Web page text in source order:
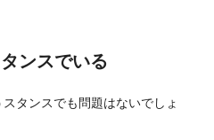
ンスでいる
スタンスでも問題はないでしょ